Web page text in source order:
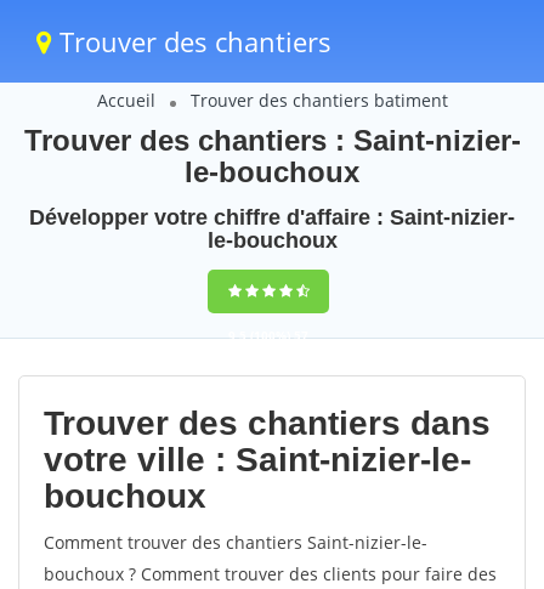
Trouver des chantiers
Accueil Trouver des chantiers batiment
Trouver des chantiers : Saint-nizier-
le-bouchoux
Développer votre chiffre d'affaire : Saint-nizier-
le-bouchoux
9,5(100%)57
votes
Trouver des chantiers dans
votre ville : Saint-nizier-le-
bouchoux
Comment trouver des chantiers Saint-nizier-le-
bouchoux ? Comment trouver des clients pour faire des